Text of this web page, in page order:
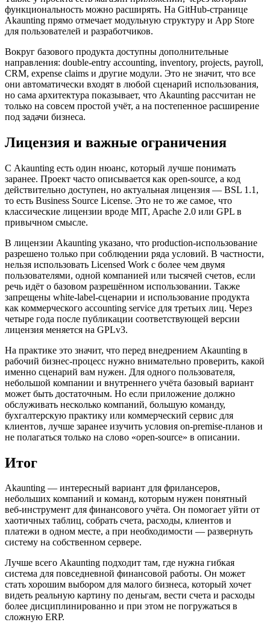
функциональность можно расширять. На GitHub-странице
Akaunting прямо отмечает модульную структуру и App Store
для пользователей и разработчиков.
Вокруг базового продукта доступны дополнительные
направления: double-entry accounting, inventory, projects, payroll,
CRM, expense claims и другие модули. Это не значит, что все
они автоматически входят в любой сценарий использования,
но сама архитектура показывает, что Akaunting рассчитан не
только на совсем простой учёт, а на постепенное расширение
под задачи бизнеса.
Лицензия и важные ограничения
С Akaunting есть один нюанс, который лучше понимать
заранее. Проект часто описывается как open-source, а код
действительно доступен, но актуальная лицензия — BSL 1.1,
то есть Business Source License. Это не то же самое, что
классические лицензии вроде MIT, Apache 2.0 или GPL в
привычном смысле.
В лицензии Akaunting указано, что production-использование
разрешено только при соблюдении ряда условий. В частности,
нельзя использовать Licensed Work с более чем двумя
пользователями, одной компанией или тысячей счетов, если
речь идёт о базовом разрешённом использовании. Также
запрещены white-label-сценарии и использование продукта
как коммерческого accounting service для третьих лиц. Через
четыре года после публикации соответствующей версии
лицензия меняется на GPLv3.
На практике это значит, что перед внедрением Akaunting в
рабочий бизнес-процесс нужно внимательно проверить, какой
именно сценарий вам нужен. Для одного пользователя,
небольшой компании и внутреннего учёта базовый вариант
может быть достаточным. Но если приложение должно
обслуживать несколько компаний, большую команду,
бухгалтерскую практику или коммерческий сервис для
клиентов, лучше заранее изучить условия on-premise-планов и
не полагаться только на слово «open-source» в описании.
Итог
Akaunting — интересный вариант для фрилансеров,
небольших компаний и команд, которым нужен понятный
веб-инструмент для финансового учёта. Он помогает уйти от
хаотичных таблиц, собрать счета, расходы, клиентов и
платежи в одном месте, а при необходимости — развернуть
систему на собственном сервере.
Лучше всего Akaunting подходит там, где нужна гибкая
система для повседневной финансовой работы. Он может
стать хорошим выбором для малого бизнеса, который хочет
видеть реальную картину по деньгам, вести счета и расходы
более дисциплинированно и при этом не погружаться в
сложную ERP.